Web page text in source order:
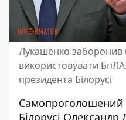
Лукашенко заборонив
використовувати
президента Білорусі
Самопроголошений
Білорусі